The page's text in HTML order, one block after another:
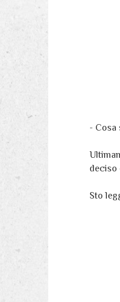
- Cosa
deciso
Sto